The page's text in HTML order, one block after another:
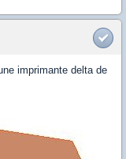
imprimante delta de